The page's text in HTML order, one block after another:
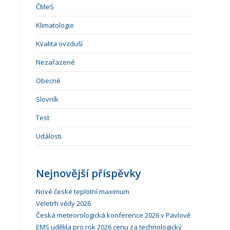
ČMeS
Klimatologie
Kvalita ovzduší
Nezařazené
Obecné
Slovník
Test
Události
Nejnovější příspěvky
Nové české teplotní maximum
Veletrh vědy 2026
Česká meteorologická konference 2026 v Pavlově
EMS udělila pro rok 2026 cenu za technologický